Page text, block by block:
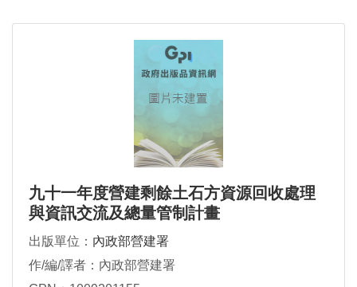
九十一年度營建剩餘土石方資源回收處理
與資訊交流及總量管制計畫
出版單位： 內政部營建署
作/編/譯者：內政部營建署